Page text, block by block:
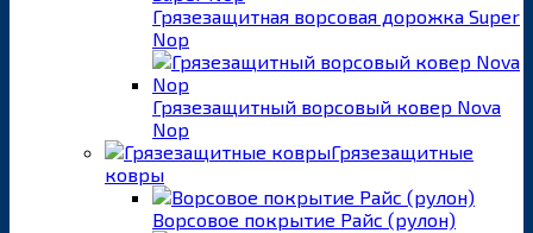
Грязезащитная ворсовая дорожка Super
Nop
Грязезащитный ворсовый ковер Nova
Nop
Грязезащитные
ковры
Ворсовое покрытие Райс (рулон)